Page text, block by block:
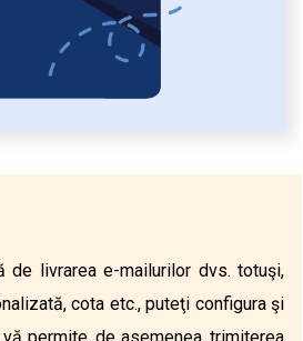
de livrarea e-mailurilor dvs. totuşi,
cota etc., puteţi configura şi